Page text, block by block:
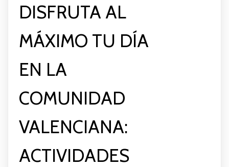
DISFRUTA AL
MÁXIMO TU DÍA
EN LA
COMUNIDAD
VALENCIANA:
ACTIVIDADES